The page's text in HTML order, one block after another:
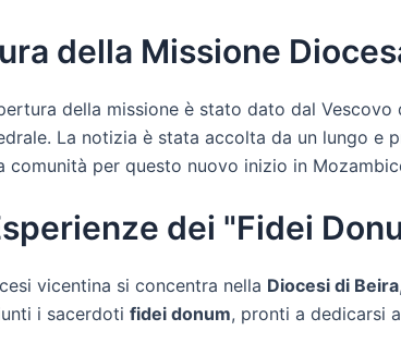
della Missione
della missione è stato dato dal
La notizia è stata accolta da un lungo e
per questo nuovo inizio in
dei "Fidei
vicentina si concentra nella Diocesi di Beira
i sacerdoti fidei donum, pronti a dedicarsi